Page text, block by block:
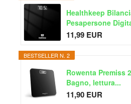
Healthkeep
Pesapersone
11,99 EUR
BESTSELLER N. 2
Rowenta Premiss
Bagno, lettura...
11,90 EUR